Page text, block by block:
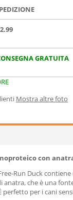
GRATUITA
Mostra altre foto
con
Run Duck
anatra, che è una
perfetto per i cani